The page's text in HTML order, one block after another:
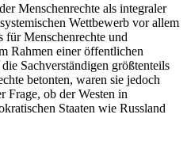
Menschenrechte als integraler
Wettbewerb vor allem
für Menschenrechte und
Rahmen einer öffentlichen
Sachverständigen größtenteils
betonten, waren sie jedoch
Frage, ob der Westen in
Staaten wie Russland